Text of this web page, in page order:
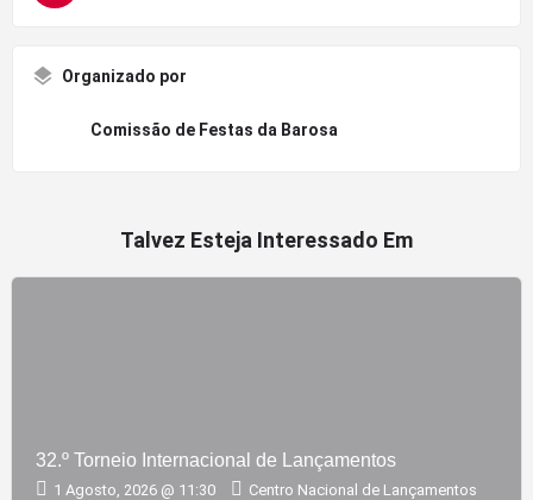
Organizado por
Comissão de Festas da Barosa
Talvez Esteja Interessado Em
32.º Torneio Internacional de Lançamentos
1 Agosto, 2026 @ 11:30 Centro Nacional de Lançamentos